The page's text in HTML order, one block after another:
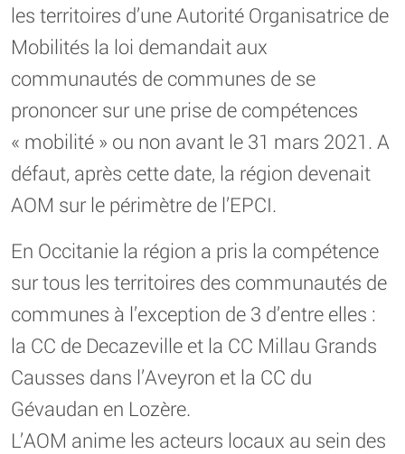
les territoires d’une Autorité Organisatrice de
Mobilités la loi demandait aux
communautés de communes de se
prononcer sur une prise de compétences
« mobilité » ou non avant le 31 mars 2021. A
défaut, après cette date, la région devenait
AOM sur le périmètre de l’EPCI.
En Occitanie la région a pris la compétence
sur tous les territoires des communautés de
communes à l’exception de 3 d’entre elles :
la CC de Decazeville et la CC Millau Grands
Causses dans l’Aveyron et la CC du
Gévaudan en Lozère.
L’AOM anime les acteurs locaux au sein des